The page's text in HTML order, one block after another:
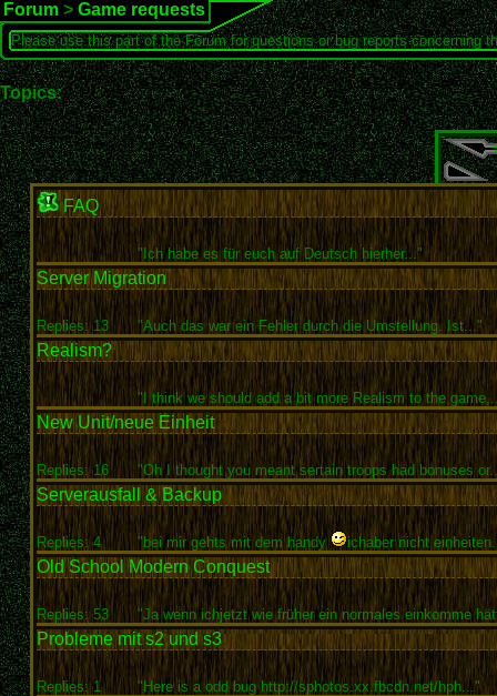
Forum > Game requests
Please use this part of the Forum for questions or bug reports concerning
Topics:
FAQ
"Ich habe es für euch auf Deutsch hierher..."
Server Migration
Replies: 13 "Auch das war ein Fehler durch die Umstellung. Ist..."
Realism?
"I think we should add a bit more Realism to the
New Unit/neue Einheit
Replies: 16 "Oh I thought you meant sertain troops had bonuses
Serverausfall & Backup
Replies: 4 "bei mir gehts mit dem handy ichaber nicht
Old School Modern Conquest
Replies: 53 "Ja wenn ichjetzt wie früher ein normales einkomme
Probleme mit s2 und s3
Replies: 1 "Here is a odd bug http://sphotos.xx.fbcdn.net/hph..."